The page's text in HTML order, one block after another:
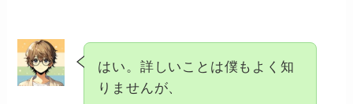
はい。詳しいことは僕もよく知
りませんが、